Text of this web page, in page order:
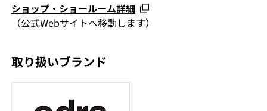
ショップ・ショールーム詳細
（公式Webサイトへ移動します）
取り扱いブランド